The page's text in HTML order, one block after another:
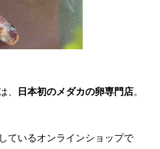
、 日本初のメダカの卵専門店。
ているオンラインショップで